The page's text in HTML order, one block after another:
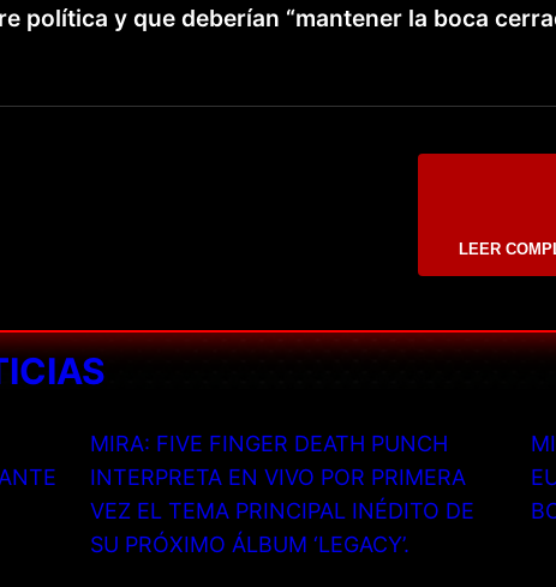
política y que deberían “mantener la boca
LEER
MIRA: FIVE FINGER DEATH PUNCH
INTERPRETA EN VIVO POR PRIMERA
VEZ EL TEMA PRINCIPAL INÉDITO DE
SU PRÓXIMO ÁLBUM ‘LEGACY’.